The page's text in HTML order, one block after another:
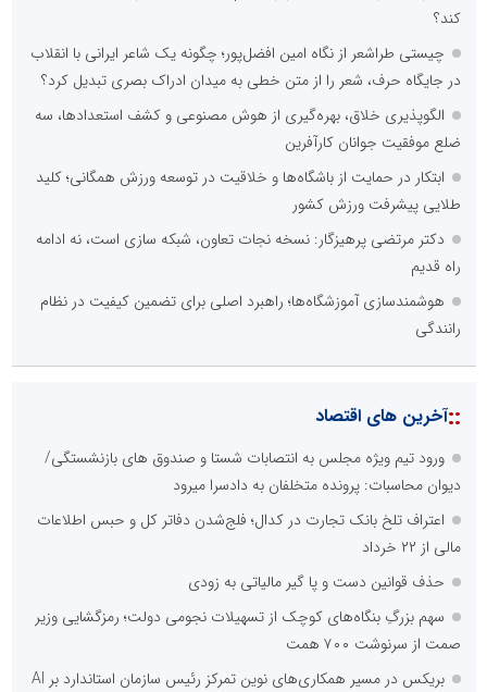
کند؟
چیستی طراشعر از نگاه امین افضل‌پور؛ چگونه یک شاعر ایرانی با انقلاب
در جایگاه حرف، شعر را از متن خطی به میدان ادراک بصری تبدیل کرد؟
الگوپذیری خلاق، بهره‌گیری از هوش مصنوعی و کشف استعدادها، سه
ضلع موفقیت جوانان کارآفرین
ابتکار در حمایت از باشگاه‌ها و خلاقیت در توسعه ورزش همگانی؛ کلید
طلایی پیشرفت ورزش کشور
دکتر مرتضی پرهیزگار: نسخه نجات تعاون، شبکه سازی است، نه ادامه
راه قدیم
هوشمندسازی آموزشگاه‌ها؛ راهبرد اصلی برای تضمین کیفیت در نظام
رانندگی
::آخرین های اقتصاد
ورود تیم ویژه مجلس به انتصابات شستا و صندوق های بازنشستگی/
دیوان محاسبات: پرونده متخلفان به دادسرا میرود
اعتراف تلخ بانک تجارت در کدال؛ فلج‌شدن دفاتر کل و حبس اطلاعات
مالی از ۲۲ خرداد
حذف قوانین دست و پا گیر مالیاتی به زودی
سهم بزرگِ بنگاه‌های کوچک از تسهیلات نجومی دولت؛ رمزگشایی وزیر
صمت از سرنوشت ۷۰۰ همت
بریکس در مسیر همکاری‌های نوین تمرکز رئیس سازمان استاندارد بر AI